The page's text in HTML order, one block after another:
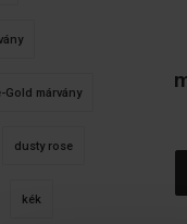
Gold márvány
dusty rose
kék